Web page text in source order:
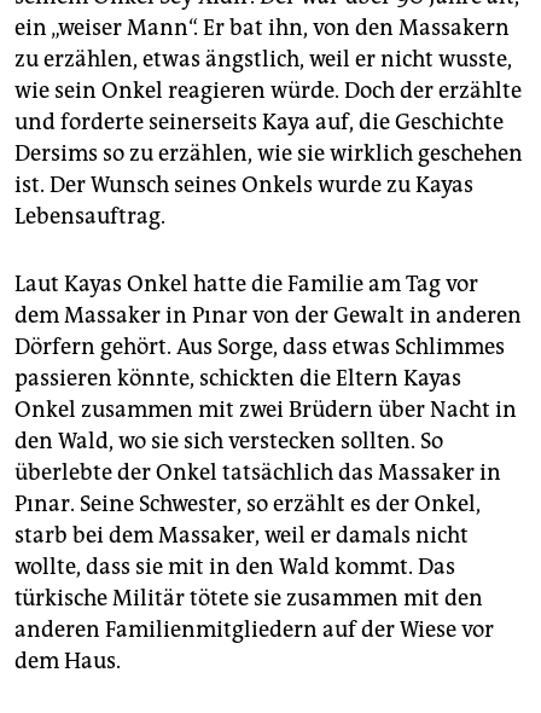
ein „weiser Mann“. Er bat ihn, von den Massakern
zu erzählen, etwas ängstlich, weil er nicht wusste,
wie sein Onkel reagieren würde. Doch der erzählte
und forderte seinerseits Kaya auf, die Geschichte
Dersims so zu erzählen, wie sie wirklich geschehen
ist. Der Wunsch seines Onkels wurde zu Kayas
Lebensauftrag.
Laut Kayas Onkel hatte die Familie am Tag vor
dem Massaker in Pınar von der Gewalt in anderen
Dörfern gehört. Aus Sorge, dass etwas Schlimmes
passieren könnte, schickten die Eltern Kayas
Onkel zusammen mit zwei Brüdern über Nacht in
den Wald, wo sie sich verstecken sollten. So
überlebte der Onkel tatsächlich das Massaker in
Pınar. Seine Schwester, so erzählt es der Onkel,
starb bei dem Massaker, weil er damals nicht
wollte, dass sie mit in den Wald kommt. Das
türkische Militär tötete sie zusammen mit den
anderen Familienmitgliedern auf der Wiese vor
dem Haus.